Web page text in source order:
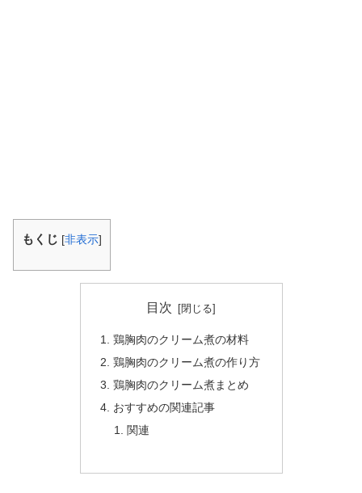
もくじ [非表示]
目次
鶏胸肉のクリーム煮の材料
鶏胸肉のクリーム煮の作り方
鶏胸肉のクリーム煮まとめ
おすすめの関連記事
関連